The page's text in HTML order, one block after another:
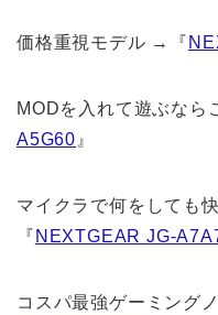
価格重視モデル →『
MODを入れて遊ぶなら
A5G60 』
マイクラで何をしても
『 NEXTGEAR JG-
コスパ最強ゲーミング